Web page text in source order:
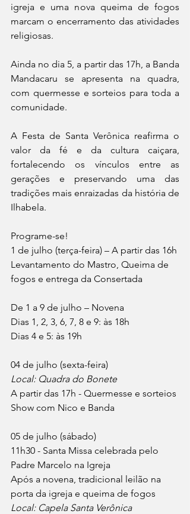
igreja e uma nova queima de fogos
marcam o encerramento das atividades
religiosas.
Ainda no dia 5, a partir das 17h, a Banda
Mandacaru se apresenta na quadra,
com quermesse e sorteios para toda a
comunidade.
A Festa de Santa Verônica reafirma o
valor da fé e da cultura caiçara,
fortalecendo os vínculos entre as
gerações e preservando uma das
tradições mais enraizadas da história de
Ilhabela.
Programe-se!
1 de julho (terça-feira) – A partir das 16h
Levantamento do Mastro, Queima de
fogos e entrega da Consertada
De 1 a 9 de julho – Novena
Dias 1, 2, 3, 6, 7, 8 e 9: às 18h
Dias 4 e 5: às 19h
04 de julho (sexta-feira)
Local: Quadra do Bonete
A partir das 17h - Quermesse e sorteios
Show com Nico e Banda
05 de julho (sábado)
11h30 - Santa Missa celebrada pelo
Padre Marcelo na Igreja
Após a novena, tradicional leilão na
porta da igreja e queima de fogos
Local: Capela Santa Verônica